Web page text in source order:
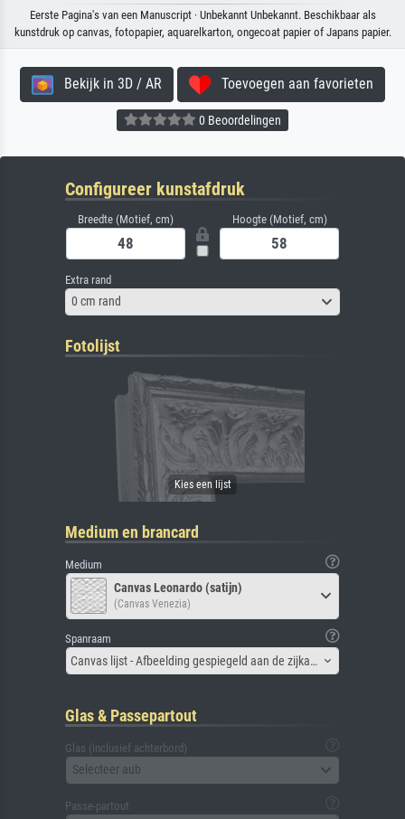
Eerste Pagina's van een Manuscript · Unbekannt Unbekannt. Beschikbaar als
kunstdruk op canvas, fotopapier, aquarelkarton, ongecoat papier of Japans papier.
Bekijk in 3D / AR Toevoegen aan favorieten
0 Beoordelingen
Configureer kunstafdruk
Breedte (Motief, cm) Hoogte (Motief, cm)
Extra rand
0 cm rand
Fotolijst
Medium en brancard
Medium
Canvas Leonardo (satijn)
(Canvas Venezia)
Spanraam
Canvas lijst - Afbeelding gespiegeld aan de zijkant
Glas & Passepartout
Glas (inclusief achterbord)
Selecteer aub
Passe-partout